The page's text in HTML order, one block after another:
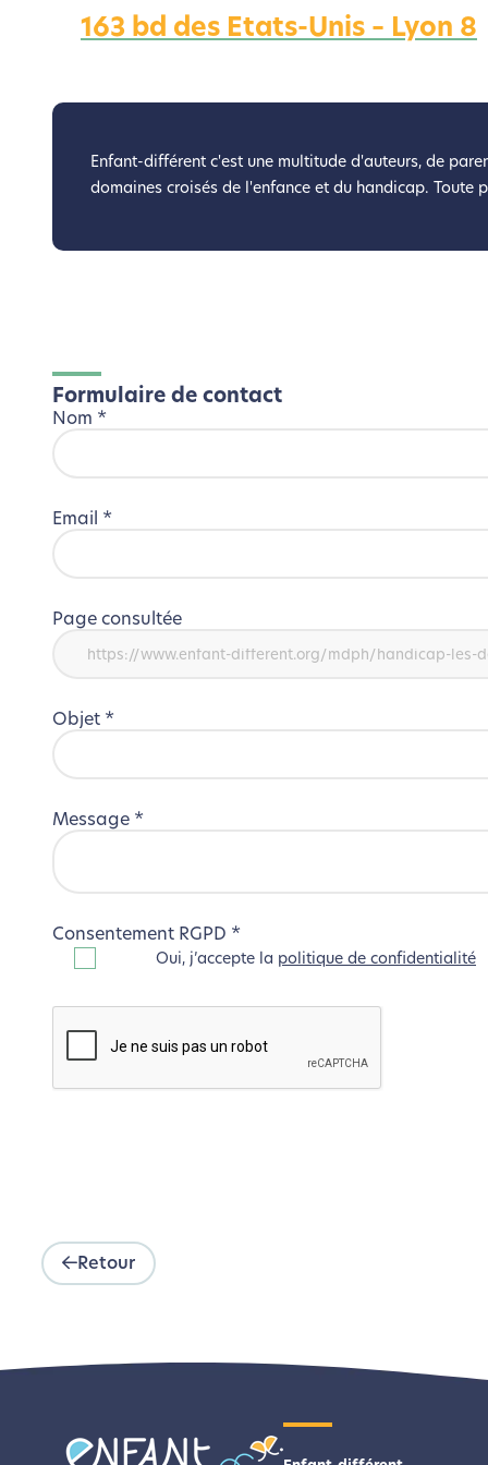
Nous avons
Si vous aussi vous
163 bd des Etats-Unis – Lyon 8
Enfant-différent c'est une multitude d'auteurs, de
domaines croisés de l'enfance et du handicap. Toute
Formulaire de contact
Nom *
Email *
Page consultée
Objet *
Message *
Consentement RGPD *
Oui, j’accepte la politique de confidentialité
Retour